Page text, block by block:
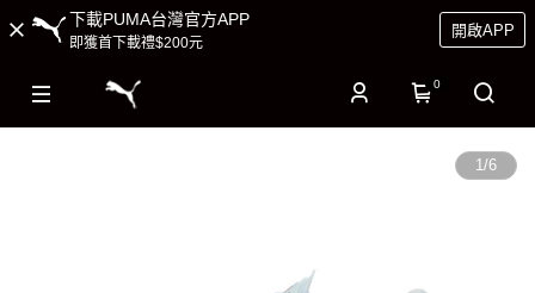
下載PUMA台灣官方APP
即獲首下載禮$200元
開啟APP
0
1/6